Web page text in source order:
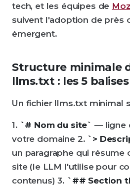
tech, et les équipes de Moz
suivent l'adoption de près
émergent.
Structure minimale
llms.txt : les 5
Un fichier llms.txt minimal
1. `# Nom du site` — ligne
votre domaine 2. `>
un paragraphe qui résume
site (le LLM l'utilise pour
contenus) 3. `## Section